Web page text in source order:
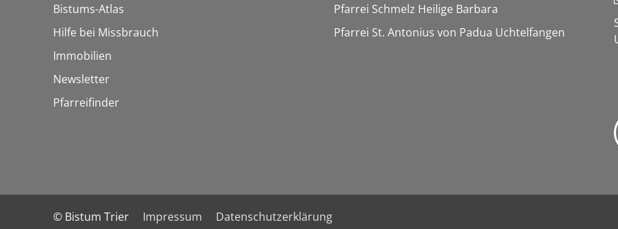
Bistums-Atlas
Hilfe bei Missbrauch
Immobilien
Newsletter
Pfarreifinder
Pfarrei Schmelz Heilige Barbara
Pfarrei St. Antonius von Padua Uchtelfangen
© Bistum Trier Impressum Datenschutzerklärung